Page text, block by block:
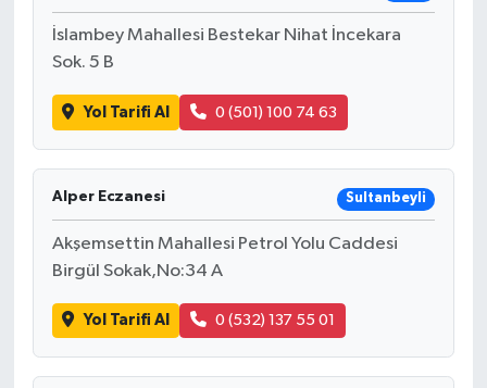
İslambey Mahallesi Bestekar Nihat İncekara
Sok. 5 B
Yol Tarifi Al 0 (501) 100 74 63
Alper Eczanesi Sultanbeyli
Akşemsettin Mahallesi Petrol Yolu Caddesi
Birgül Sokak,No:34 A
Yol Tarifi Al 0 (532) 137 55 01